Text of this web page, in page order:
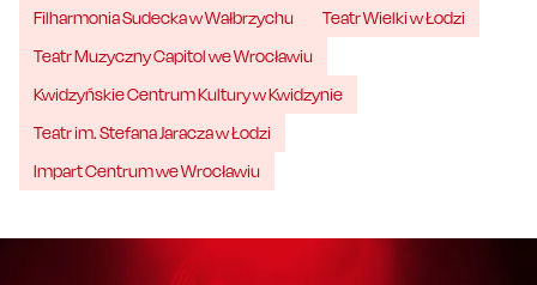
Filharmonia Sudecka w Wałbrzychu
Teatr Wielki w Łodzi
Teatr Muzyczny Capitol we Wrocławiu
Kwidzyńskie Centrum Kultury w Kwidzynie
Teatr im. Stefana Jaracza w Łodzi
Impart Centrum we Wrocławiu